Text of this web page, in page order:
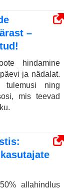
–
hindamine
ja nädalat.
tulemusi ning
mis teevad
allahindlus